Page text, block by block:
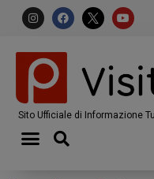
Sito Ufficiale di Informazione